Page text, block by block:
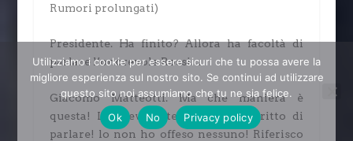
Rumori prolungati)
Presidente.Ha finito? Allora ha facoltà di
parlare l’onorevole Rossi…
Giacomo Matteotti.Ma che maniera è
questa! Lei deve tutelare il mio diritto di
parlare! lo non ho offeso nessuno! Riferisco
Utilizziamo i cookie per essere sicuri che tu possa avere la
migliore esperienza sul nostro sito. Se continui ad utilizzare
questo sito noi assumiamo che tu ne sia felice.
Ok
No Privacy policy